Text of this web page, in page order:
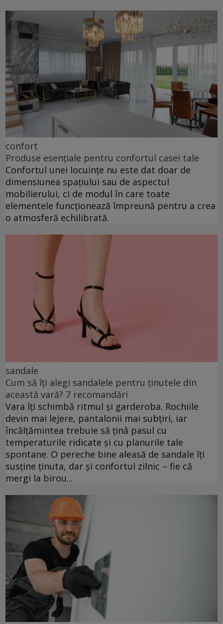
confort
Produse esențiale pentru confortul casei tale
Confortul unei locuințe nu este dat doar de
dimensiunea spațiului sau de aspectul
mobilierului, ci de modul în care toate
elementele funcționează împreună pentru a crea
o atmosferă echilibrată.
sandale
Cum să îți alegi sandalele pentru ținutele din
această vară? 7 recomandări
Vara îți schimbă ritmul și garderoba. Rochiile
devin mai lejere, pantalonii mai subțiri, iar
încălțămintea trebuie să țină pasul cu
temperaturile ridicate și cu planurile tale
spontane. O pereche bine aleasă de sandale îți
susține ținuta, dar și confortul zilnic – fie că
mergi la birou...